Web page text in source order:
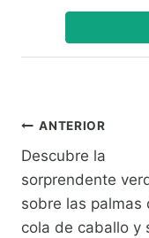
Navegación
de
entradas
ANTERIOR
Descubre la
sorprendente
sobre las palmas
cola de caballo y